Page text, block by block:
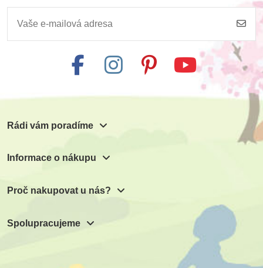
Rádi vám poradíme
Informace o nákupu
Proč nakupovat u nás?
Spolupracujeme